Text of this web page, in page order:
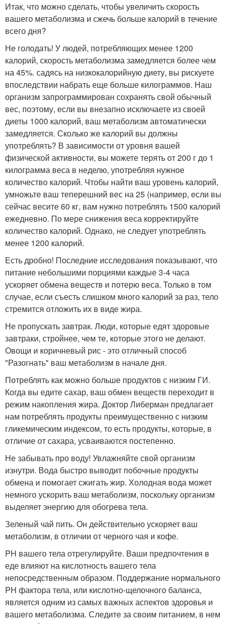
Итак, что можно сделать, чтобы увеличить скорость
вашего метаболизма и сжечь больше калорий в течение
всего дня?
Не голодать! У людей, потребляющих менее 1200
калорий, скорость метаболизма замедляется более чем
на 45%. садясь на низкокалорийную диету, вы рискуете
впоследствии набрать еще больше килограммов. Наш
организм запрограммирован сохранять свой обычный
вес, поэтому, если вы внезапно исключаете из своей
диеты 1000 калорий, ваш метаболизм автоматически
замедляется. Сколько же калорий вы должны
употреблять? В зависимости от уровня вашей
физической активности, вы можете терять от 200 г до 1
килограмма веса в неделю, употребляя нужное
количество калорий. Чтобы найти ваш уровень калорий,
умножьте ваш теперешний вес на 25 (например, если вы
сейчас весите 60 кг, вам нужно потреблять 1500 калорий
ежедневно. По мере снижения веса корректируйте
количество калорий. Однако, не следует употреблять
менее 1200 калорий.
Есть дробно! Последние исследования показывают, что
питание небольшими порциями каждые 3-4 часа
ускоряет обмена веществ и потерю веса. Только в том
случае, если съесть слишком много калорий за раз, тело
стремится отложить их в виде жира.
Не пропускать завтрак. Люди, которые едят здоровые
завтраки, стройнее, чем те, которые этого не делают.
Овощи и коричневый рис - это отличный способ
"Разогнать" ваш метаболизм в начале дня.
Потреблять как можно больше продуктов с низким ГИ.
Когда вы едите сахар, ваш обмен веществ переходит в
режим накопления жира. Доктор Либерман предлагает
нам потреблять продукты преимущественно с низким
гликемическим индексом, то есть продукты, которые, в
отличие от сахара, усваиваются постепенно.
Не забывать про воду! Увлажняйте свой организм
изнутри. Вода быстро выводит побочные продукты
обмена и помогает сжигать жир. Холодная вода может
немного ускорить ваш метаболизм, поскольку организм
выделяет энергию для обогрева тела.
Зеленый чай пить. Он действительно ускоряет ваш
метаболизм, в отличии от черного чая и кофе.
PH вашего тела отрегулируйте. Ваши предпочтения в
еде влияют на кислотность вашего тела
непосредственным образом. Поддержание нормального
PH фактора тела, или кислотно-щелочного баланса,
является одним из самых важных аспектов здоровья и
вашего метаболизма. Следите за своим питанием, в нем